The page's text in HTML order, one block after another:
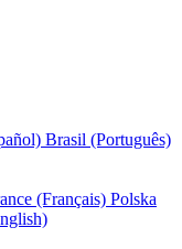
Brasil (Português)
(Français) Polska